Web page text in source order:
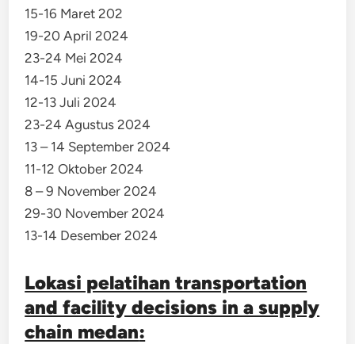
15-16 Maret 202
19-20 April 2024
23-24 Mei 2024
14-15 Juni 2024
12-13 Juli 2024
23-24 Agustus 2024
13 – 14 September 2024
11-12 Oktober 2024
8 – 9 November 2024
29-30 November 2024
13-14 Desember 2024
Lokasi pelatihan transportation
and facility decisions in a supply
chain medan: